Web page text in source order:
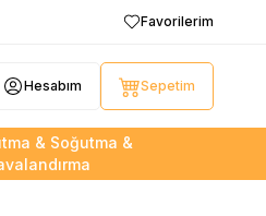
Favorilerim
Hesabım Sepetim
& Soğutma &